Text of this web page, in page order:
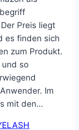
Preis liegt
es finden sich
zum Produkt.
und so
Im
mit den…